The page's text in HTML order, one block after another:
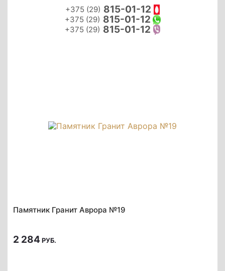
+375 (29) 815-01-12
+375 (29) 815-01-12
+375 (29) 815-01-12
Памятник Гранит Аврора №19
2 284 РУБ.